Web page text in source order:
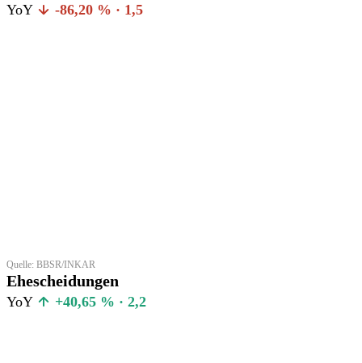
YoY -86,20 % · 1,5
Quelle: BBSR/INKAR
Ehescheidungen
YoY +40,65 % · 2,2